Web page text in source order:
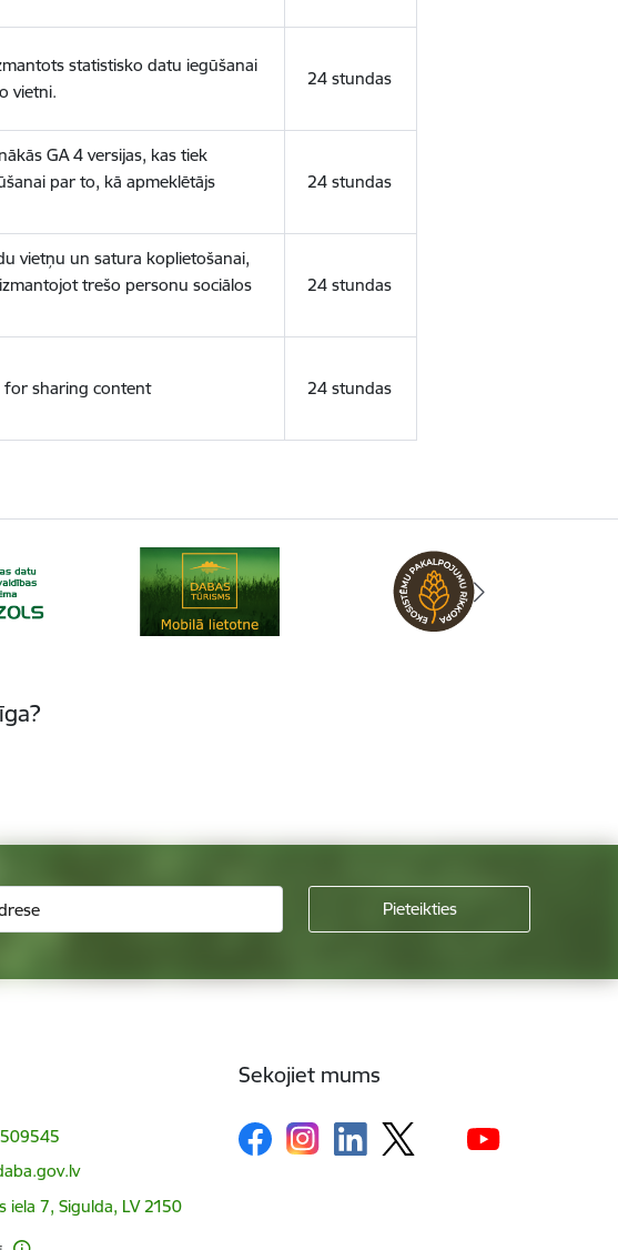
statistisko datu iegūšanai
vietni.
24 stundas
GA 4 versijas, kas tiek
par to, kā apmeklētājs
24 stundas
vietņu un satura koplietošanai,
trešo personu sociālos
24 stundas
for sharing content 24 stundas
iela 7, Sigulda, LV 2150
Sekojiet mums